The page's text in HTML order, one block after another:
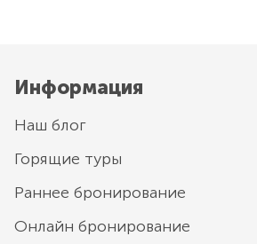
Информация
Наш блог
Горящие туры
Раннее бронирование
Онлайн бронирование